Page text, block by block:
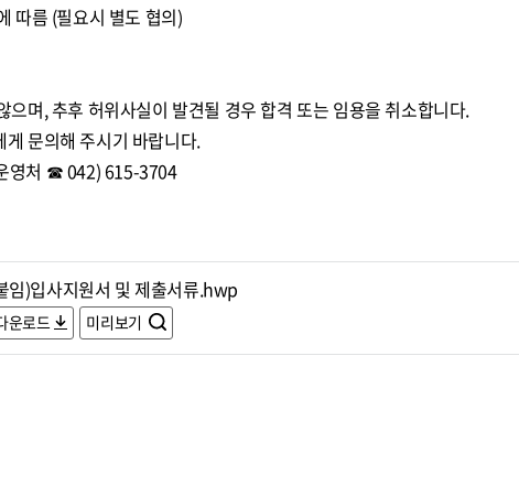
따름 (필요시 별도 협의)
으며, 추후 허위사실이 발견될 경우 합격 또는 임용을 취소합니다.
문의해 주시기 바랍니다.
영처 ☎ 042) 615-3704
임)입사지원서 및 제출서류.hwp
운로드 미리보기